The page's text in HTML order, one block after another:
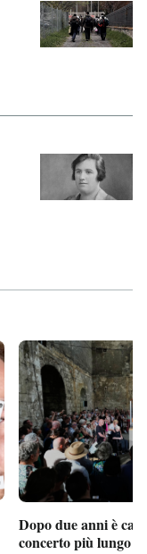
Dopo due anni è
concerto più lungo